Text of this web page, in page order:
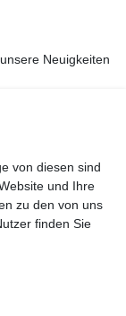
Neuigkeiten
von diesen sind
und Ihre
zu den von uns
finden Sie